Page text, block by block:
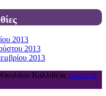
2013
2013
2013
Καλλιθέας powered